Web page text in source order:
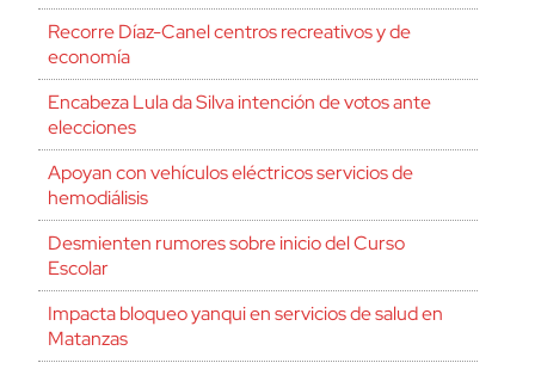
Recorre Díaz-Canel centros recreativos y de
economía
Encabeza Lula da Silva intención de votos ante
elecciones
Apoyan con vehículos eléctricos servicios de
hemodiálisis
Desmienten rumores sobre inicio del Curso
Escolar
Impacta bloqueo yanqui en servicios de salud en
Matanzas